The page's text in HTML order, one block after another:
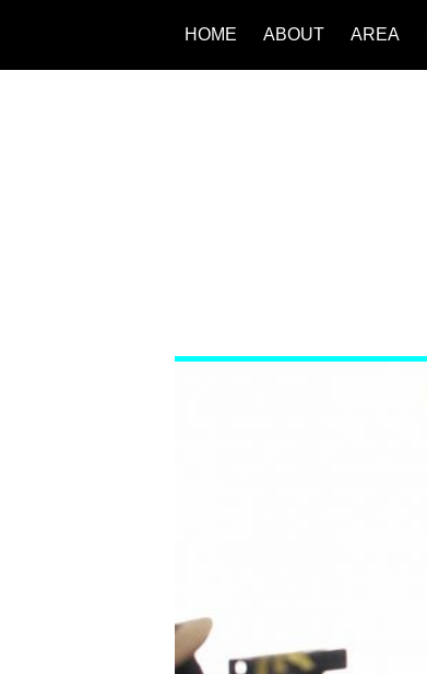
HOME ABOUT AREA